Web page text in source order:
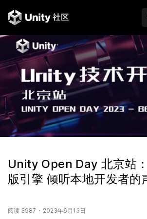
Unity Open Day 北京站
版引擎 倾听本地开发者的
阅读 3987 2023年6月13日